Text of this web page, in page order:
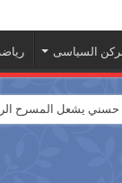
السياسى
يشعل المسرح